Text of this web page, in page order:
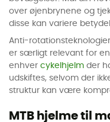
over øjenbrynene og
disse kan variere
Anti-
er særligt relevant for
enhver cykelhjelm der
udskiftes, selvom der
struktur kan være
MTB hjelme til